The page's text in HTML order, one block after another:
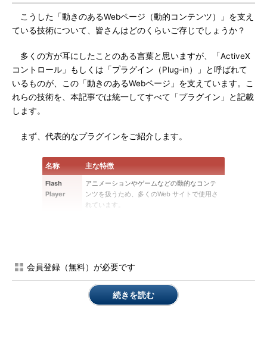
こうした「動きのあるWebページ（動的コンテンツ）」を支え
ている技術について、皆さんはどのくらいご存じでしょうか？
多くの方が耳にしたことのある言葉と思いますが、「ActiveX
コントロール」もしくは「プラグイン（Plug-in）」と呼ばれて
いるものが、この「動きのあるWebページ」を支えています。こ
れらの技術を、本記事では統一してすべて「プラグイン」と記載
します。
まず、代表的なプラグインをご紹介します。
名称 主な特徴
Flash
Player
アニメーションやゲームなどの動的なコンテ
ンツを扱うため、多くのWeb サイトで使用さ
れています。
ゲームやプレゼンテーション、動画などのマ
ルチメディアコンテンツに使用されます。
会員登録（無料）が必要です
続きを読む